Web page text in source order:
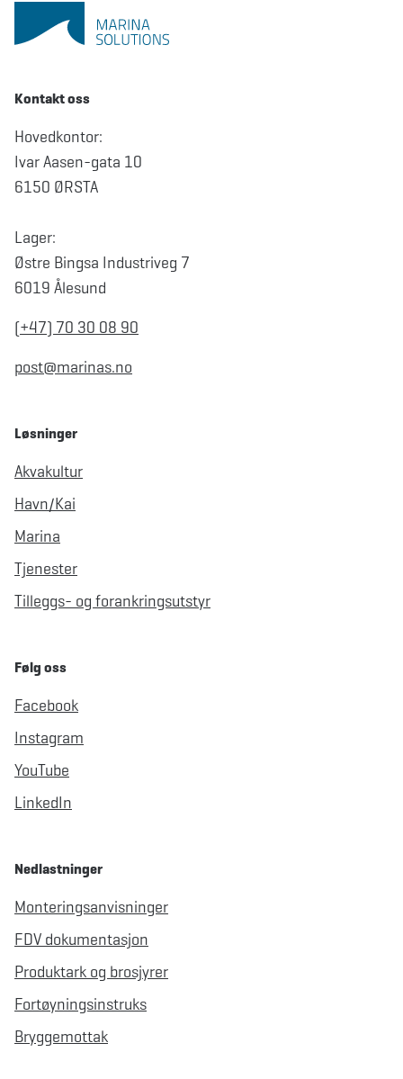
Kontakt oss
Hovedkontor:
Ivar Aasen-gata 10
6150 ØRSTA
Lager:
Østre Bingsa Industriveg 7
6019 Ålesund
(+47) 70 30 08 90
post@marinas.no
Løsninger
Akvakultur
Havn/Kai
Marina
Tjenester
Tilleggs- og forankringsutstyr
Følg oss
Facebook
Instagram
YouTube
LinkedIn
Nedlastninger
Monteringsanvisninger
FDV dokumentasjon
Produktark og brosjyrer
Fortøyningsinstruks
Bryggemottak